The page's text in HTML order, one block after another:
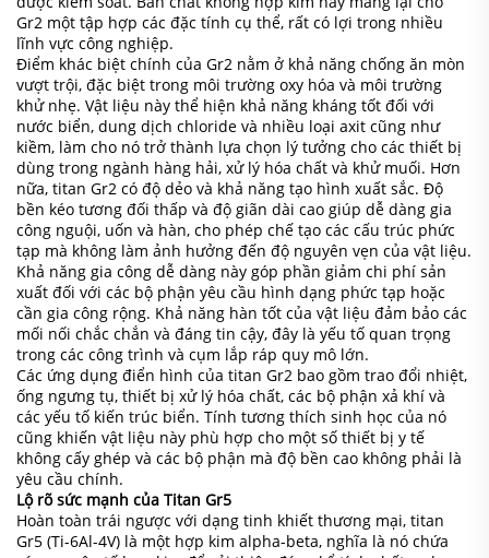
Gr2 một tập hợp các đặc tính cụ thể, rất có lợi trong nhiều
lĩnh vực công nghiệp.
Điểm khác biệt chính của Gr2 nằm ở khả năng chống ăn mòn
vượt trội, đặc biệt trong môi trường oxy hóa và môi trường
khử nhẹ. Vật liệu này thể hiện khả năng kháng tốt đối với
nước biển, dung dịch chloride và nhiều loại axit cũng như
kiềm, làm cho nó trở thành lựa chọn lý tưởng cho các thiết bị
dùng trong ngành hàng hải, xử lý hóa chất và khử muối. Hơn
nữa, titan Gr2 có độ dẻo và khả năng tạo hình xuất sắc. Độ
bền kéo tương đối thấp và độ giãn dài cao giúp dễ dàng gia
công nguội, uốn và hàn, cho phép chế tạo các cấu trúc phức
tạp mà không làm ảnh hưởng đến độ nguyên vẹn của vật liệu.
Khả năng gia công dễ dàng này góp phần giảm chi phí sản
xuất đối với các bộ phận yêu cầu hình dạng phức tạp hoặc
cần gia công rộng. Khả năng hàn tốt của vật liệu đảm bảo các
mối nối chắc chắn và đáng tin cậy, đây là yếu tố quan trọng
trong các công trình và cụm lắp ráp quy mô lớn.
Các ứng dụng điển hình của titan Gr2 bao gồm trao đổi nhiệt,
ống ngưng tụ, thiết bị xử lý hóa chất, các bộ phận xả khí và
các yếu tố kiến trúc biển. Tính tương thích sinh học của nó
cũng khiến vật liệu này phù hợp cho một số thiết bị y tế
không cấy ghép và các bộ phận mà độ bền cao không phải là
yêu cầu chính.
Lộ rõ sức mạnh của Titan Gr5
Hoàn toàn trái ngược với dạng tinh khiết thương mại, titan
Gr5 (Ti-6Al-4V) là một hợp kim alpha-beta, nghĩa là nó chứa